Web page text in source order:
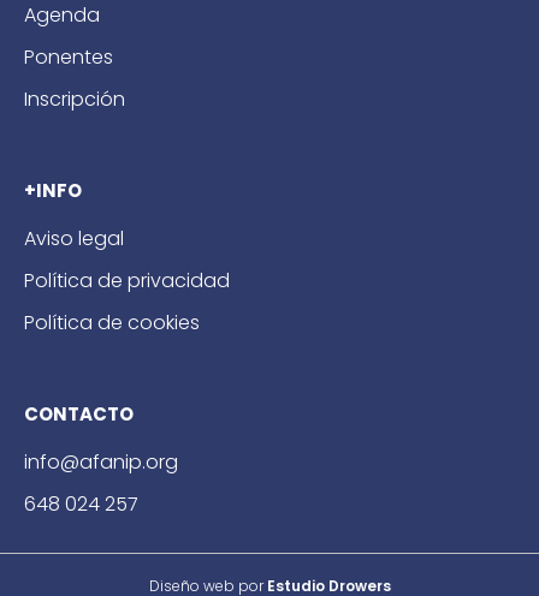
Agenda
Ponentes
Inscripción
+INFO
Aviso legal
Política de privacidad
Política de cookies
CONTACTO
info@afanip.org
648 024 257
Diseño web porEstudio Drowers